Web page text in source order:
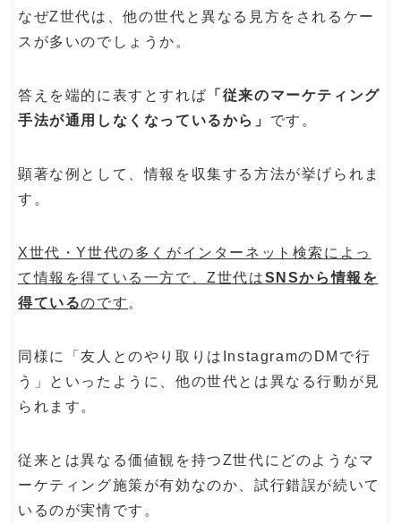
なぜZ世代は、他の世代と異なる見方をされるケー
スが多いのでしょうか。
答えを端的に表すとすれば 「従来のマーケティング
手法が通用しなくなっているから」 です。
顕著な例として、情報を収集する方法が挙げられま
す。
X世代・Y世代の多くがインターネット検索によっ
て情報を得ている一方で、Z世代はSNSから情報を
得ているのです 。
同様に「友人とのやり取りはInstagramのDMで行
う」といったように、他の世代とは異なる行動が見
られます。
従来とは異なる価値観を持つZ世代にどのようなマ
ーケティング施策が有効なのか、試行錯誤が続いて
いるのが実情です。